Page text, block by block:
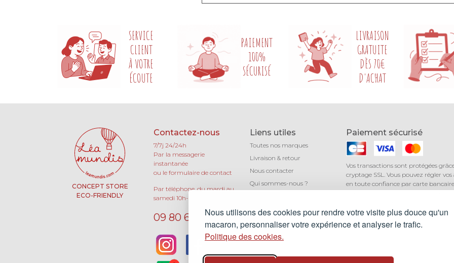
Nous utilisons des cookies pour rendre votre visite plus douce qu'un
macaron, personnaliser votre expérience et analyser le trafic.
Politique des cookies.
SERVICE
CLIENT
À VOTRE
ÉCOUTE
PAIEMENT
100%
SÉCURISÉ
LIVRAISON
GRATUITE
DÈS 70€
D'ACHAT
CONCEPT STORE
ECO-FRIENDLY
Contactez-nous
7/7j 24/24h
Par la messagerie
instantanée
ou le formulaire de contact
Par téléphone, du mardi au
samedi 10h-13h / 15h-19h au
09 80 66 63 90
Liens utiles
Toutes nos marques
Livraison & retour
Nous contacter
Qui sommes-nous ?
CGV
Mentions légales
Paiement sécurisé
Vos transactions sont protégées
cryptage SSL. Vous pouvez régler vos
en toute confiance par carte bancaire